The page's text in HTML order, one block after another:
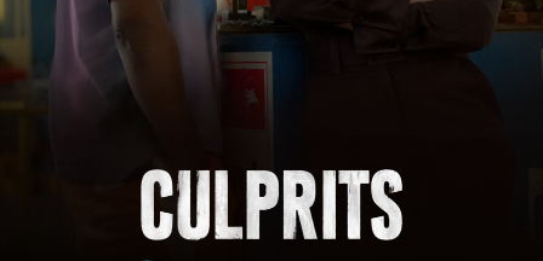
Culprits